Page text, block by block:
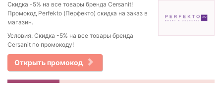
Скидка -5% на все товары бренда Cersanit!
Промокод Perfekto (Перфекто) скидка на заказ в
магазин.
Условия: Скидка -5% на все товары бренда
Cersanit по промокоду!
Открыть промокод